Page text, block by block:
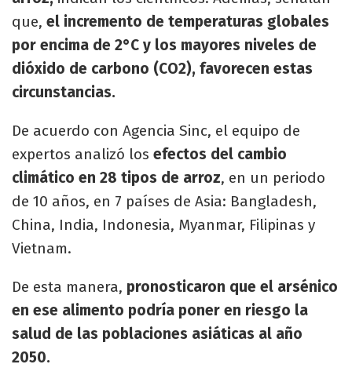
que, el incremento de temperaturas globales
por encima de 2°C y los mayores niveles de
dióxido de carbono (CO2), favorecen estas
circunstancias.
De acuerdo con Agencia Sinc, el equipo de
expertos analizó los efectos del cambio
climático en 28 tipos de arroz, en un periodo
de 10 años, en 7 países de Asia: Bangladesh,
China, India, Indonesia, Myanmar, Filipinas y
Vietnam.
De esta manera, pronosticaron que el arsénico
en ese alimento podría poner en riesgo la
salud de las poblaciones asiáticas al año
2050.